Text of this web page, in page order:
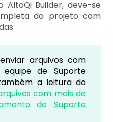
Builder, deve-se
do projeto com
arquivos com
de Suporte
a leitura do
com mais de
de Suporte